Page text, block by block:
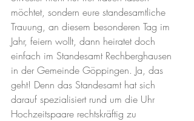
möchtet, sondern eure standesamtliche
Trauung, an diesem besonderen Tag im
Jahr, feiern wollt, dann heiratet doch
einfach im Standesamt Rechberghausen
in der Gemeinde Göppingen. Ja, das
geht! Denn das Standesamt hat sich
darauf spezialisiert rund um die Uhr
Hochzeitspaare rechtskräftig zu